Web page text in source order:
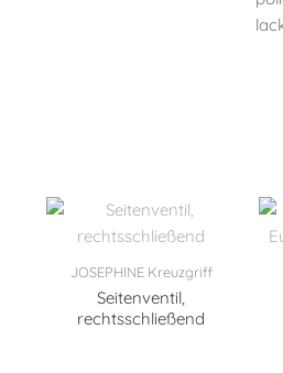
JOSEPHINE Kreuzgriff
Seitenventil,
rechtsschließend